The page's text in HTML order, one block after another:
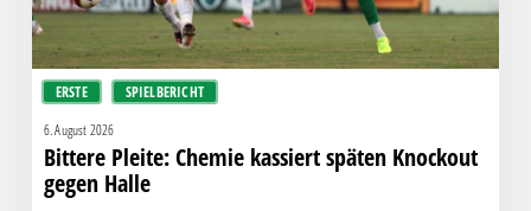
ERSTE SPIELBERICHT
6. August 2026
Bittere Pleite: Chemie kassiert späten Knockout
gegen Halle